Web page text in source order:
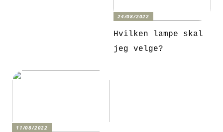
24/08/2022
Hvilken lampe skal
jeg velge?
11/08/2022